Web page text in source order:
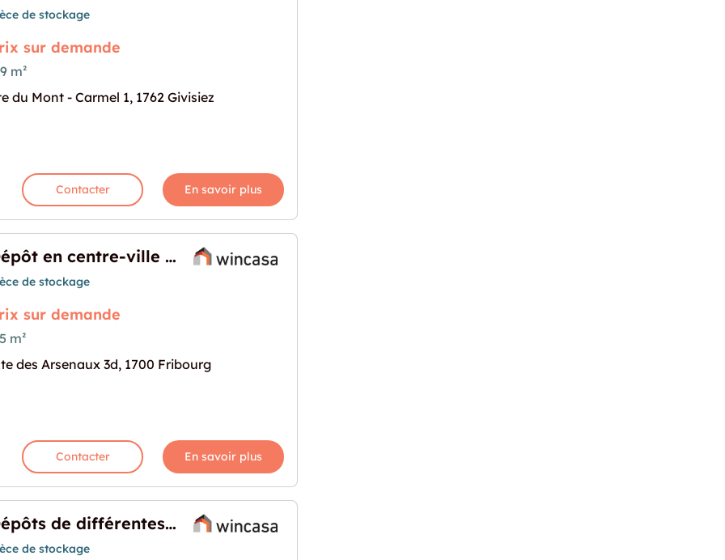
pour "A louer: dépôt à Givisiez"
de stockage
sur demande
m²
du Mont - Carmel 1, 1762 Givisiez
Contacter En savoir plus
– Emplacement idéal !"
pour "Dépôt en centre-ville – Emplacement idéal !"
Dépôt en centre-ville – Emplacement idéal !
de stockage
sur demande
m²
des Arsenaux 3d, 1700 Fribourg
Contacter En savoir plus
Dépôts de différentes grandeurs
de stockage